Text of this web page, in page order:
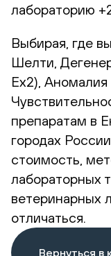
лабораторию
Выбирая, где
Шелти,
Ex2), Аномалия
препаратам в
городах
стоимость,
лабораторных
ветеринарных
отличаться.
Вернуться в